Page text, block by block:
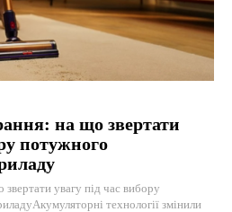
на що звертати
потужного
увагу під час вибору
технології змінили